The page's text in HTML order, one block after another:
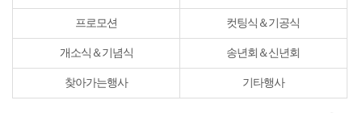
프로모션 컷팅식＆기공식
개소식＆기념식 송년회＆신년회
찾아가는행사 기타행사